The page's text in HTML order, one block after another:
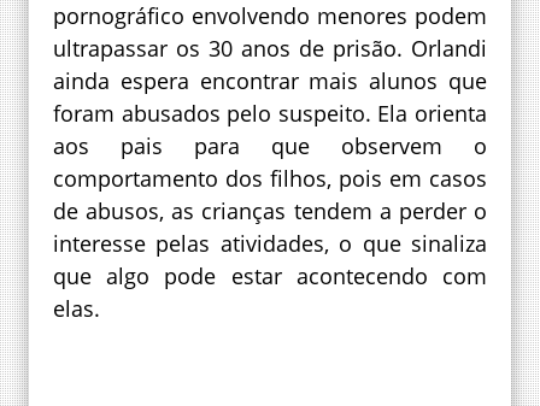
pornográfico envolvendo menores podem
ultrapassar os 30 anos de prisão. Orlandi
ainda espera encontrar mais alunos que
foram abusados pelo suspeito. Ela orienta
aos pais para que observem o
comportamento dos filhos, pois em casos
de abusos, as crianças tendem a perder o
interesse pelas atividades, o que sinaliza
que algo pode estar acontecendo com
elas.